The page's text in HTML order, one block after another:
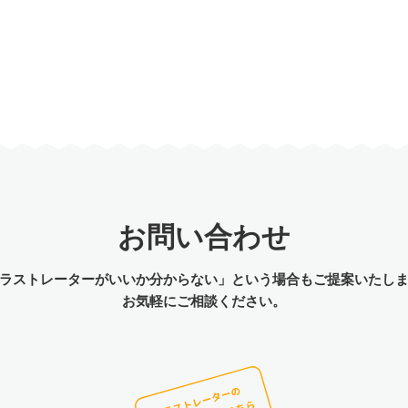
お問い合わせ
ストレーターがいいか分からない」という場合もご提案いたしま
お気軽にご相談ください。